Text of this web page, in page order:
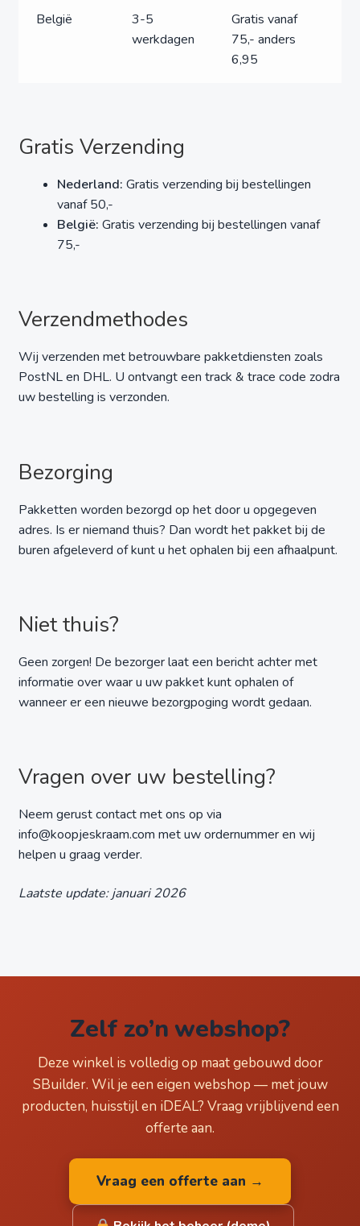
België
3-5
werkdagen
Gratis vanaf
75,- anders
6,95
Gratis Verzending
Nederland: Gratis verzending bij bestellingen
vanaf 50,-
België: Gratis verzending bij bestellingen vanaf
75,-
Verzendmethodes
Wij verzenden met betrouwbare pakketdiensten zoals
PostNL en DHL. U ontvangt een track & trace code zodra
uw bestelling is verzonden.
Bezorging
Pakketten worden bezorgd op het door u opgegeven
adres. Is er niemand thuis? Dan wordt het pakket bij de
buren afgeleverd of kunt u het ophalen bij een afhaalpunt.
Niet thuis?
Geen zorgen! De bezorger laat een bericht achter met
informatie over waar u uw pakket kunt ophalen of
wanneer er een nieuwe bezorgpoging wordt gedaan.
Vragen over uw bestelling?
Neem gerust contact met ons op via
info@koopjeskraam.com met uw ordernummer en wij
helpen u graag verder.
Laatste update: januari 2026
Zelf zo’n webshop?
Deze winkel is volledig op maat gebouwd door
SBuilder. Wil je een eigen webshop — met jouw
producten, huisstijl en iDEAL? Vraag vrijblijvend een
offerte aan.
Vraag een offerte aan →